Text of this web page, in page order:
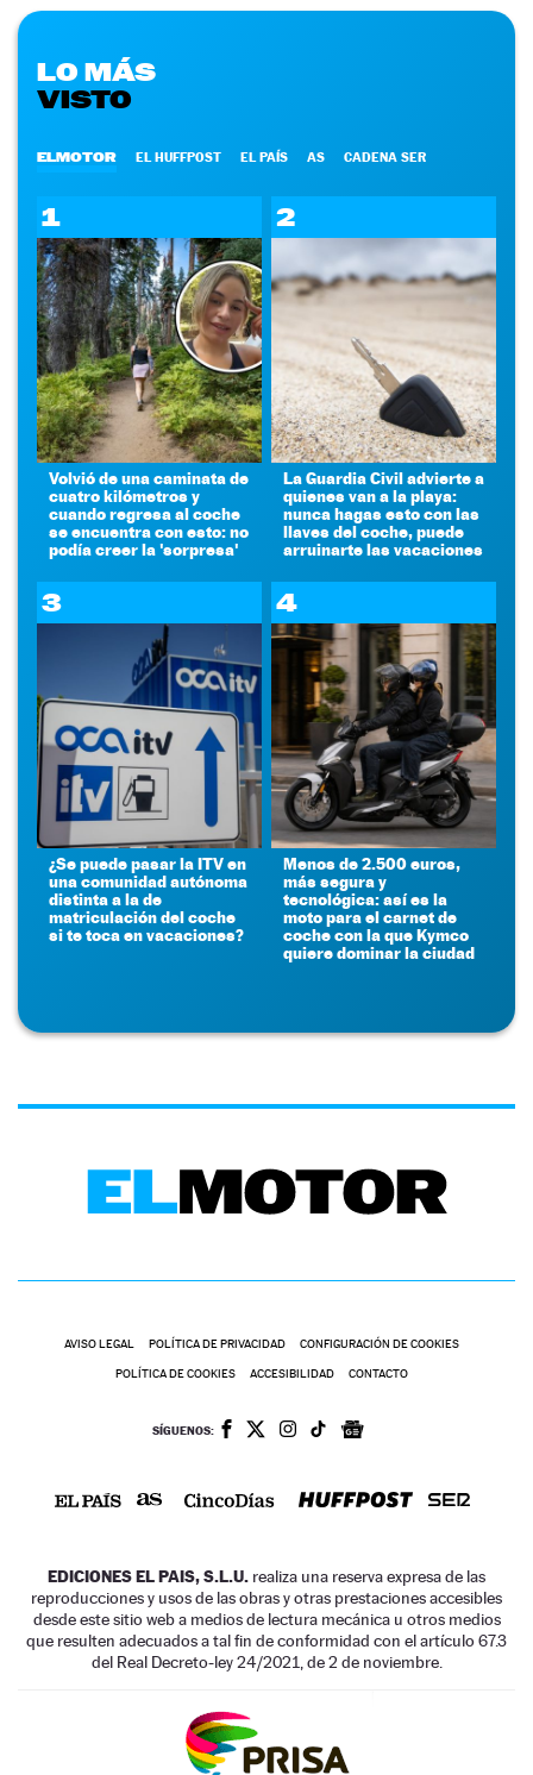
LO MÁS
VISTO
ELMOTOR EL HUFFPOST EL PAÍS AS CADENA SER
1
Volvió de una caminata de
cuatro kilómetros y
cuando regresa al coche
se encuentra con esto: no
podía creer la 'sorpresa'
2
La Guardia Civil advierte a
quienes van a la playa:
nunca hagas esto con las
llaves del coche, puede
arruinarte las vacaciones
3
¿Se puede pasar la ITV en
una comunidad autónoma
distinta a la de
matriculación del coche
si te toca en vacaciones?
4
Menos de 2.500 euros,
más segura y
tecnológica: así es la
moto para el carnet de
coche con la que Kymco
quiere dominar la ciudad
AVISO LEGAL POLÍTICA DE PRIVACIDAD CONFIGURACIÓN DE COOKIES
POLÍTICA DE COOKIES ACCESIBILIDAD CONTACTO
SÍGUENOS:
EDICIONES EL PAIS, S.L.U. realiza una reserva expresa de las
reproducciones y usos de las obras y otras prestaciones accesibles
desde este sitio web a medios de lectura mecánica u otros medios
que resulten adecuados a tal fin de conformidad con el artículo 67.3
del Real Decreto-ley 24/2021, de 2 de noviembre.